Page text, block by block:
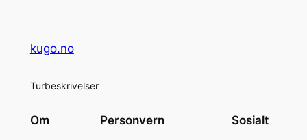
kugo.no
Turbeskrivelser
Om Personvern Sosialt